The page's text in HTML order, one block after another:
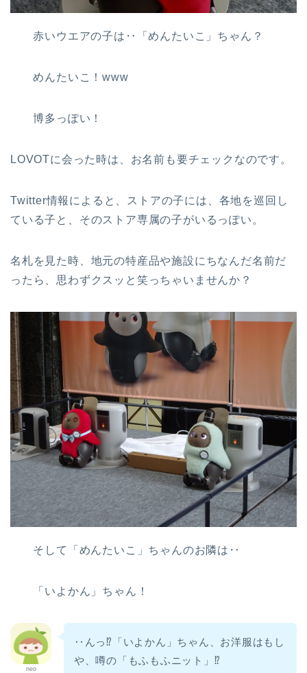
赤いウエアの子は‥「めんたいこ」ちゃん？
めんたいこ！www
博多っぽい！
LOVOTに会った時は、お名前も要チェックなのです。
Twitter情報によると、ストアの子には、各地を巡回し
ている子と、そのストア専属の子がいるっぽい。
名札を見た時、地元の特産品や施設にちなんだ名前だ
ったら、思わずクスッと笑っちゃいませんか？
そして「めんたいこ」ちゃんのお隣は‥
「いよかん」ちゃん！
neo
‥んっ⁉︎「いよかん」ちゃん、お洋服はもし
や、噂の「もふもふニット」⁉︎